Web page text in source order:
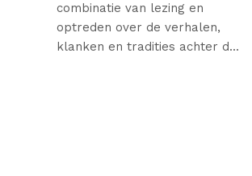
combinatie van lezing en
optreden over de verhalen,
klanken en tradities achter d...